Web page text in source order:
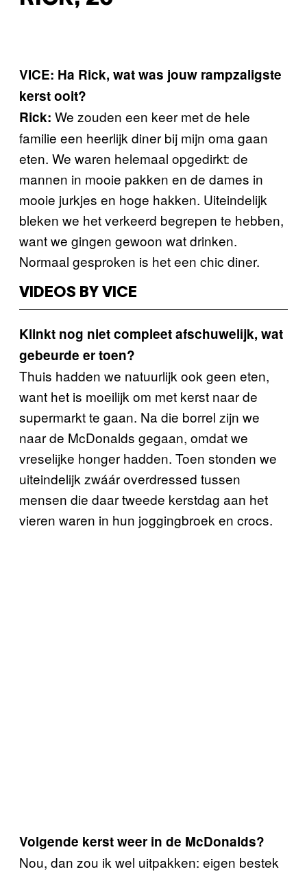
VICE: Ha Rick, wat was jouw rampzaligste
kerst ooit?
Rick: We zouden een keer met de hele
familie een heerlijk diner bij mijn oma gaan
eten. We waren helemaal opgedirkt: de
mannen in mooie pakken en de dames in
mooie jurkjes en hoge hakken. Uiteindelijk
bleken we het verkeerd begrepen te hebben,
want we gingen gewoon wat drinken.
Normaal gesproken is het een chic diner.
VIDEOS BY VICE
Klinkt nog niet compleet afschuwelijk, wat
gebeurde er toen?
Thuis hadden we natuurlijk ook geen eten,
want het is moeilijk om met kerst naar de
supermarkt te gaan. Na die borrel zijn we
naar de McDonalds gegaan, omdat we
vreselijke honger hadden. Toen stonden we
uiteindelijk zwáár overdressed tussen
mensen die daar tweede kerstdag aan het
vieren waren in hun joggingbroek en crocs.
Volgende kerst weer in de McDonalds?
Nou, dan zou ik wel uitpakken: eigen bestek